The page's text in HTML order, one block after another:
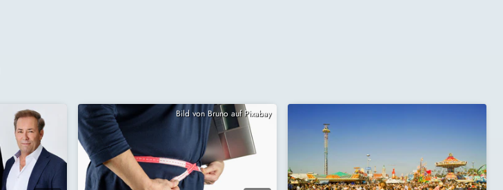
Bild von Bruno auf Pixabay